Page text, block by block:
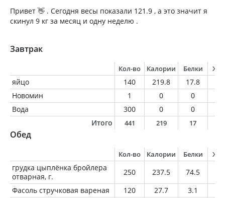
Привет 👋 . Сегодня весы показали 121.9 , а это значит я
скинул 9 кг за месяц и одну неделю .
Завтрак
Кол-во Калории Белки
яйцо 140 219.8 17.8
Новомин
1 0 0
Вода
300 0 0
Итого
441 219 17
Обед
Кол-во Калории Белки
грудка цыплёнка бройлера
отварная, г.
250 237.5 74.5
Фасоль стручковая вареная
120 27.7 3.1